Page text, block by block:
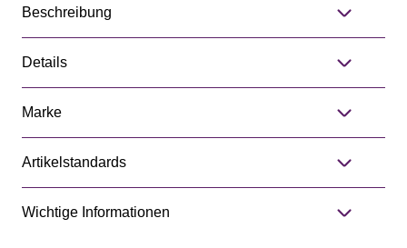
Beschreibung
Details
Marke
Artikelstandards
Wichtige Informationen